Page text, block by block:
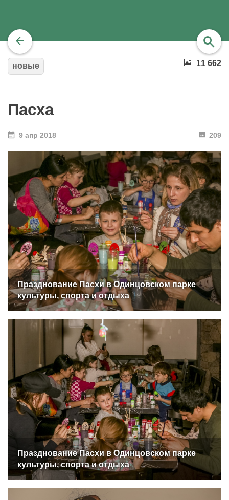
11 662
новые
Пасха
9 апр 2018 209
Празднование Пасхи в Одинцовском парке
культуры, спорта и отдыха
Празднование Пасхи в Одинцовском парке
культуры, спорта и отдыха